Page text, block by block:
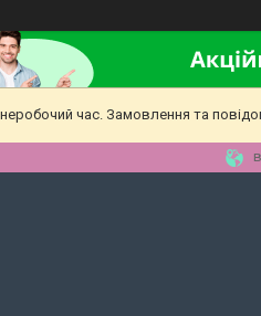
неробочий час. Замовлення та